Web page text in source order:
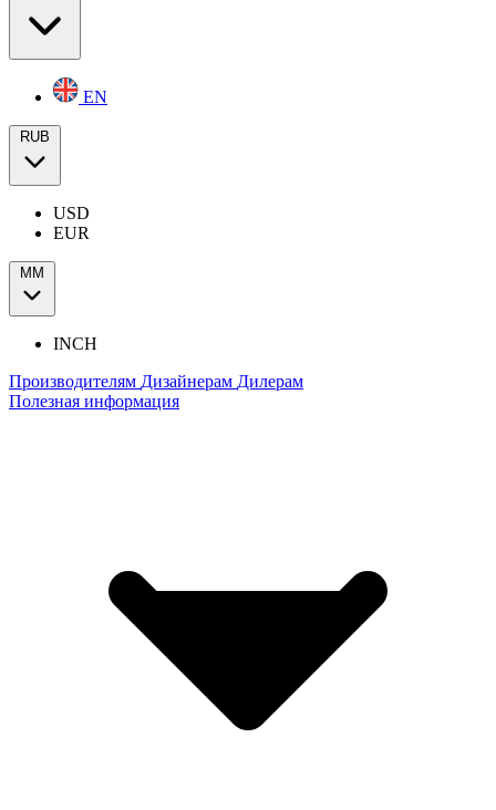
EN
RUB
USD
EUR
ММ
INCH
Производителям Дизайнерам Дилерам
Полезная информация